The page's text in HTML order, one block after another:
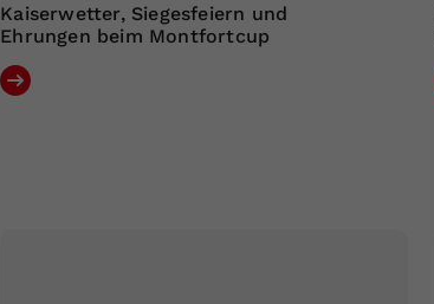
Kaiserwetter, Siegesfeiern und
Ehrungen beim Montfortcup